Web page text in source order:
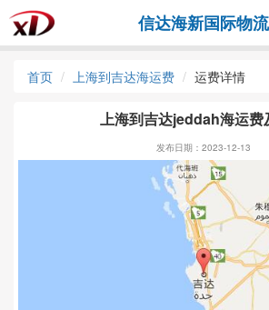
信达海新国际物流
首页 上海到吉达海运费 运费详情
上海到吉达jeddah海运费
发布日期：2023-12-13